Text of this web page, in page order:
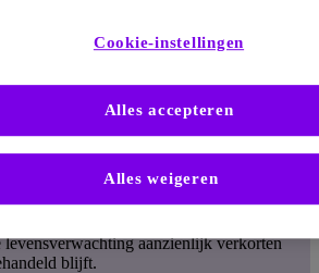
herkennen
X-gebonden lysosomale stapelziekte.
pijn, angiokeratomen en
de kinderleeftijd optreden. Met het
zich bij beide geslachten progressieve
wat leidt tot orgaanfalen. Eindstadium
cardiovasculaire of cerebrovasculaire
levensverwachting aanzienlijk verkorten
blijft.
Cookie-instellingen
Alles weigeren
Alles accepteren